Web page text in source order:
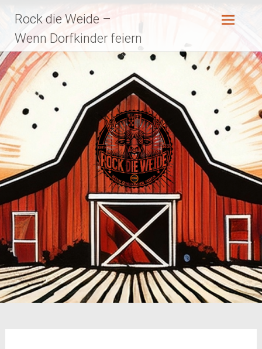
Inhalt
springen
Rock die Weide –
Wenn Dorfkinder feiern